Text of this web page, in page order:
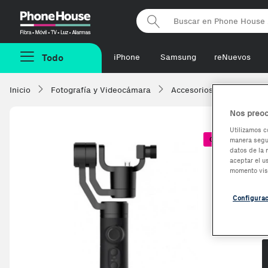
Phonehouse
Todo iPhone Samsung reNuevos
Inicio Fotografía y Videocámara Accesorios
Coste + 1€
Nos
Utilizamos
manera
datos de la
aceptar el
momento